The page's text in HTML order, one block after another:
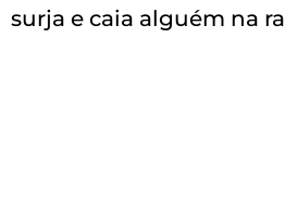
surja e caia alguém na